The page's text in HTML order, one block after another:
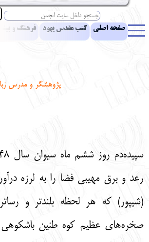
صفحه اصلی کتب مقدس یهود فرهنگ و
پژوهشگر و مدرس
رعد و برق مهیبی فضا را به لرزه
(شیپور) که هر لحظه بلندتر و
صخره‌های عظیم کوه طنین باشکوهی